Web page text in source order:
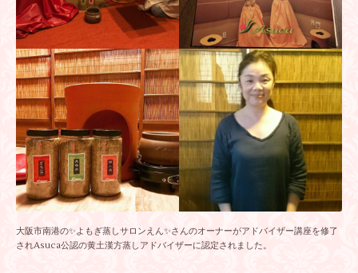
大阪市南港の✨よもぎ蒸しサロンえん✨さんのオーナーがアドバイザー講座を修了
されAsuca公認の黄土漢方蒸しアドバイザーに認定されました。